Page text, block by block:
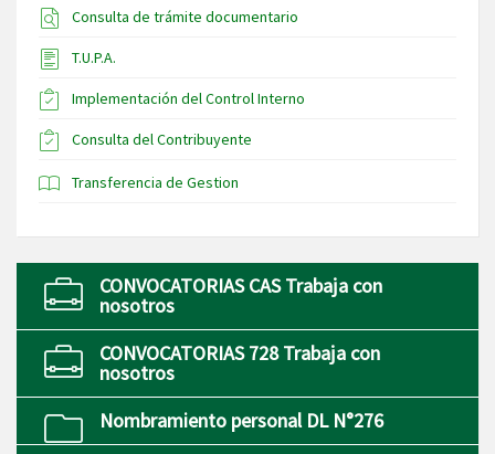
Consulta de trámite documentario
T.U.P.A.
Implementación del Control Interno
Consulta del Contribuyente
Transferencia de Gestion
CONVOCATORIAS CAS Trabaja con
nosotros
CONVOCATORIAS 728 Trabaja con
nosotros
Nombramiento personal DL N°276